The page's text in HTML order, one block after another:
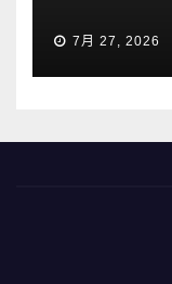
7月 27, 2026